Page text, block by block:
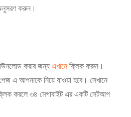
করুন।
করার জন্যএখানেক্লিক করুন।
এ আপনাকে নিয়ে যাওয়া হবে। সেখানে
করলে ৩৪ মেগাবাইট এর একটি সেটআপ